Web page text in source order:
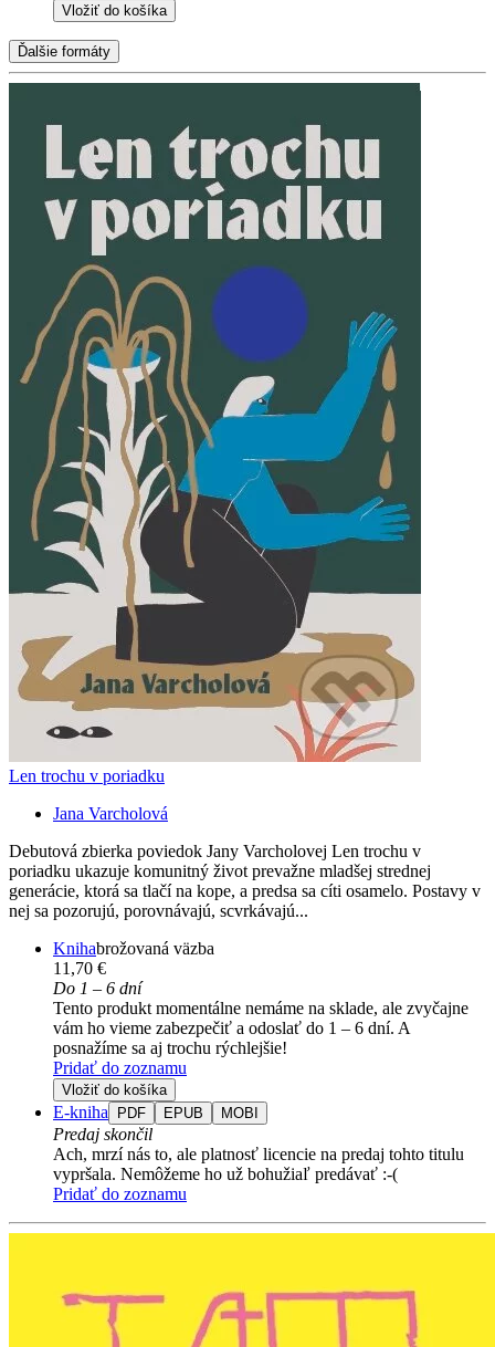
Vložiť do košíka
Ďalšie formáty
Len trochu v poriadku
Jana Varcholová
Debutová zbierka poviedok Jany Varcholovej Len trochu v
poriadku ukazuje komunitný život prevažne mladšej strednej
generácie, ktorá sa tlačí na kope, a predsa sa cíti osamelo. Postavy v
nej sa pozorujú, porovnávajú, scvrkávajú...
Knihabrožovaná väzba
11,70 €
Do 1 – 6 dní
Tento produkt momentálne nemáme na sklade, ale zvyčajne
vám ho vieme zabezpečiť a odoslať do 1 – 6 dní. A
posnažíme sa aj trochu rýchlejšie!
Pridať do zoznamu
Vložiť do košíka
E-kniha PDF EPUB MOBI
Predaj skončil
Ach, mrzí nás to, ale platnosť licencie na predaj tohto titulu
vypršala. Nemôžeme ho už bohužiaľ predávať :-(
Pridať do zoznamu